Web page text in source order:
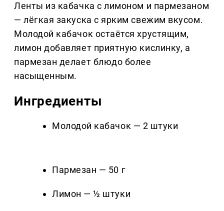
Ленты из кабачка с лимоном и пармезаном
— лёгкая закуска с ярким свежим вкусом.
Молодой кабачок остаётся хрустящим,
лимон добавляет приятную кислинку, а
пармезан делает блюдо более
насыщенным.
Ингредиенты
Молодой кабачок — 2 штуки
Пармезан — 50 г
Лимон — ½ штуки